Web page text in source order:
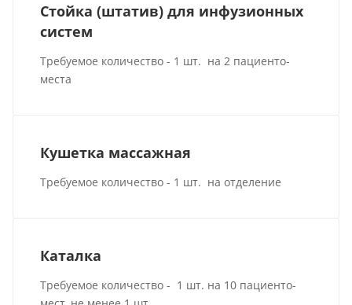
Стойка (штатив) для инфузионных
систем
Требуемое количество - 1 шт. на 2 пациенто-
места
Кушетка массажная
Требуемое количество - 1 шт. на отделение
Каталка
Требуемое количество - 1 шт. на 10 пациенто-